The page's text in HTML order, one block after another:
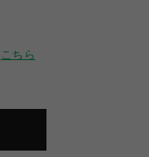
こちら